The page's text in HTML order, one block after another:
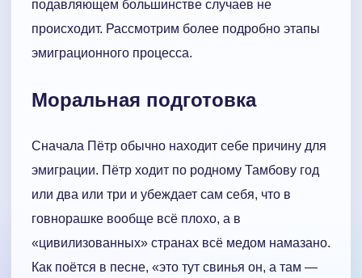
подавляющем большинстве случаев не
происходит. Рассмотрим более подробно этапы
эмиграционного процесса.
Моральная подготовка
Сначала Пётр обычно находит себе причину для
эмиграции. Пётр ходит по родному Тамбову год
или два или три и убеждает сам себя, что в
говнорашке вообще всё плохо, а в
«цивилизованных» странах всё медом намазано.
Как поётся в песне, «это тут свинья он, а там —